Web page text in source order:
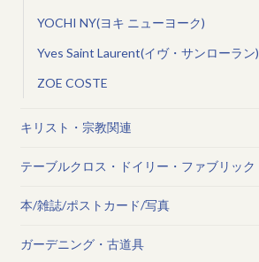
YOCHI NY(ヨキ ニューヨーク)
Yves Saint Laurent(イヴ・サンローラン)
ZOE COSTE
キリスト・宗教関連
テーブルクロス・ドイリー・ファブリック
本/雑誌/ポストカード/写真
ガーデニング・古道具